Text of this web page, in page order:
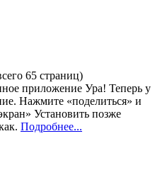
65 страниц)
приложение Ура! Теперь у
Нажмите «поделиться» и
Установить позже
Подробнее...